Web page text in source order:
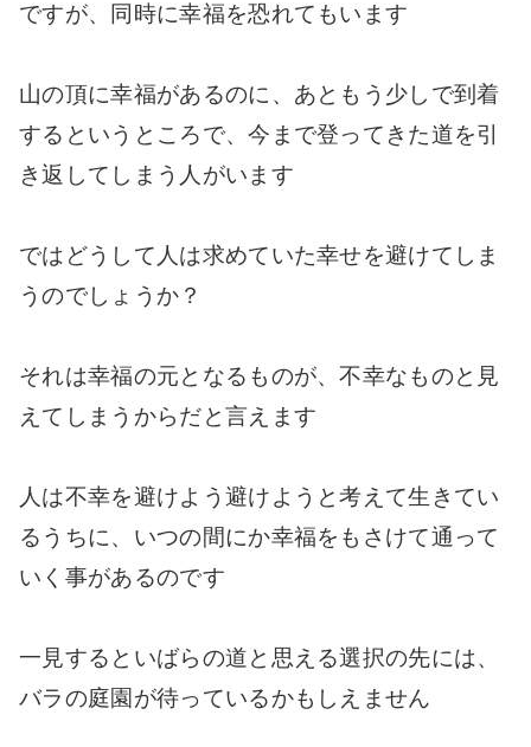
ですが、同時に幸福を恐れてもいます
山の頂に幸福があるのに、あともう少しで到着
するというところで、今まで登ってきた道を引
き返してしまう人がいます
ではどうして人は求めていた幸せを避けてしま
うのでしょうか？
それは幸福の元となるものが、不幸なものと見
えてしまうからだと言えます
人は不幸を避けよう避けようと考えて生きてい
るうちに、いつの間にか幸福をもさけて通って
いく事があるのです
一見するといばらの道と思える選択の先には、
バラの庭園が待っているかもしえません